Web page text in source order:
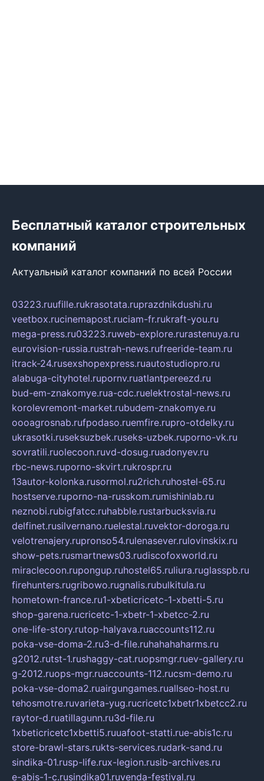
Бесплатный каталог строительных
компаний
Актуальный каталог компаний по всей России
03223.ruufille.rukrasotata.ruprazdnikdushi.ru
veetbox.rucinemapost.ruciam-fr.rukraft-you.ru
mega-press.ru03223.ruweb-explore.rurastenuya.ru
eurovision-russia.rustrah-news.rufreeride-team.ru
itrack-24.rusexshopexpress.ruautostudiopro.ru
alabuga-cityhotel.rupornv.ruatlantpereezd.ru
bud-em-znakomye.rua-cdc.ruelektrostal-news.ru
korolevremont-market.rubudem-znakomye.ru
oooagrosnab.rufpodaso.ruemfire.rupro-otdelky.ru
ukrasotki.ruseksuzbek.ruseks-uzbek.ruporno-vk.ru
sovratili.ruolecoon.ruvd-dosug.ruadonyev.ru
rbc-news.ruporno-skvirt.rukrospr.ru
13autor-kolonka.rusormol.ru2rich.ruhostel-65.ru
hostserve.ruporno-na-russkom.rumishinlab.ru
neznobi.rubigfatcc.ruhabble.rustarbucksvia.ru
delfinet.rusilvernano.ruelestal.ruvektor-doroga.ru
velotrenajery.rupronso54.rulenasever.rulovinskix.ru
show-pets.rusmartnews03.rudiscofoxworld.ru
miraclecoon.rupongup.ruhostel65.ruliura.ruglasspb.ru
firehunters.rugribowo.rugnalis.rubulkitula.ru
hometown-france.ru1-xbeticricetc-1-xbetti-5.ru
shop-garena.rucricetc-1-xbetr-1-xbetcc-2.ru
one-life-story.rutop-halyava.ruaccounts112.ru
poka-vse-doma-2.ru3-d-file.ruhahahaharms.ru
g2012.rutst-1.rushaggy-cat.ruopsmgr.ruev-gallery.ru
g-2012.ruops-mgr.ruaccounts-112.rucsm-demo.ru
poka-vse-doma2.ruairgungames.ruallseo-host.ru
tehosmotre.ruvarieta-yug.rucricetc1xbetr1xbetcc2.ru
raytor-d.ruatillagunn.ru3d-file.ru
1xbeticricetc1xbetti5.ruuafoot-statti.rue-abis1c.ru
store-brawl-stars.rukts-services.rudark-sand.ru
sindika-01.rusp-life.rux-legion.rusib-archives.ru
e-abis-1-c.rusindika01.ruvenda-festival.ru